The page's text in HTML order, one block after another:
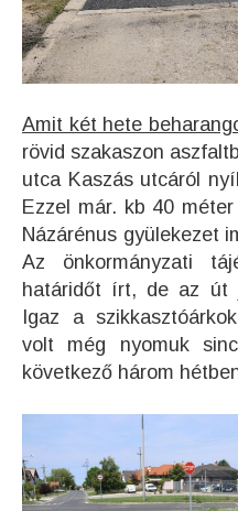
Amit két hete
rövid szakaszon
utca Kaszás utcáról
Ezzel már. kb 40
Názárénus gyülekezet
Az önkormányzati
határidőt írt, de az út
Igaz a
volt még nyomuk
következő három